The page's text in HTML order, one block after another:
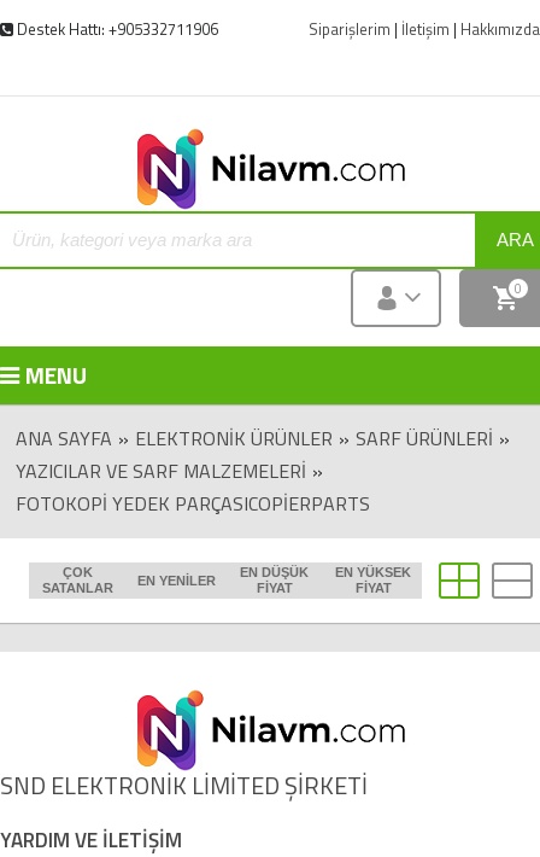
Destek Hattı: +905332711906 Siparişlerim | İletişim | Hakkımızda
ARA
0
MENU
ANA SAYFA » ELEKTRONIK ÜRÜNLER » SARF ÜRÜNLERI »
YAZICILAR VE SARF MALZEMELERI »
FOTOKOPI YEDEK PARÇASICOPIERPARTS
ÇOK
SATANLAR
EN YENILER
EN DÜŞÜK
FIYAT
EN YÜKSEK
FIYAT
SND ELEKTRONİK LİMİTED ŞİRKETİ
YARDIM VE İLETİŞİM